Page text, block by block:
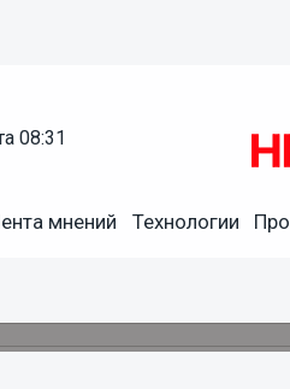
08:31
мнений Технологии